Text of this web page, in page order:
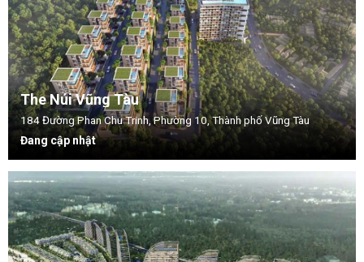
The Núi Vũng Tàu
184 Đường Phan Chu Trinh, Phường 10, Thành phố Vũng Tàu
Đang cập nhật